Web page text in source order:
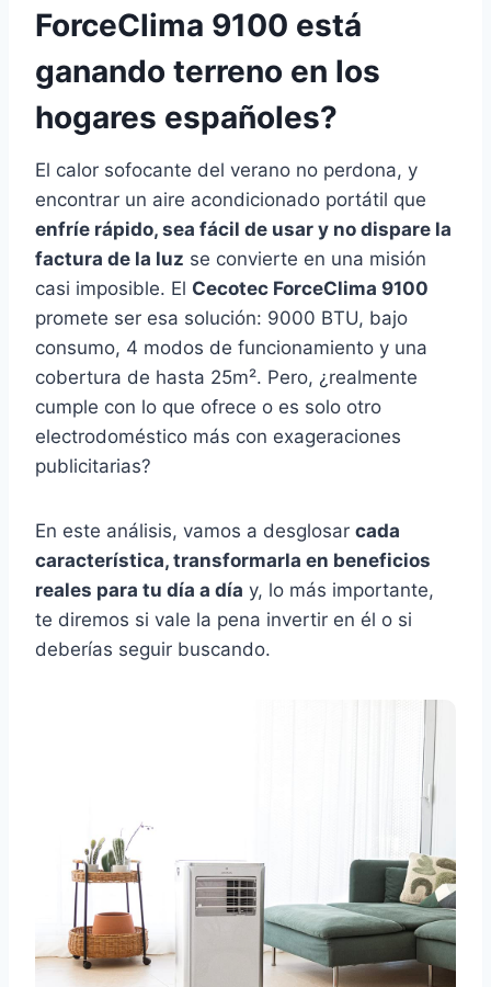
ForceClima 9100 está
ganando terreno en los
hogares españoles?
El calor sofocante del verano no perdona, y
encontrar un aire acondicionado portátil que
enfríe rápido, sea fácil de usar y no dispare la
factura de la luz se convierte en una misión
casi imposible. El Cecotec ForceClima 9100
promete ser esa solución: 9000 BTU, bajo
consumo, 4 modos de funcionamiento y una
cobertura de hasta 25m². Pero, ¿realmente
cumple con lo que ofrece o es solo otro
electrodoméstico más con exageraciones
publicitarias?
En este análisis, vamos a desglosar cada
característica, transformarla en beneficios
reales para tu día a día y, lo más importante,
te diremos si vale la pena invertir en él o si
deberías seguir buscando.